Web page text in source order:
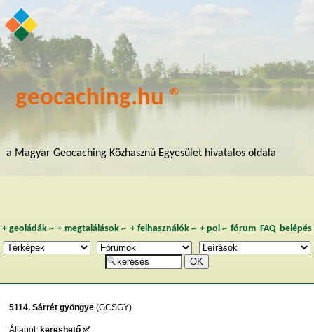
geocaching.hu ®
a Magyar Geocaching Közhasznú Egyesület hivatalos oldala
+ geoládák~ +megtalálások ~ + felhasználók~ + poi~ fórum FAQ belépés
5114. Sárrét gyöngye (GCSGY)